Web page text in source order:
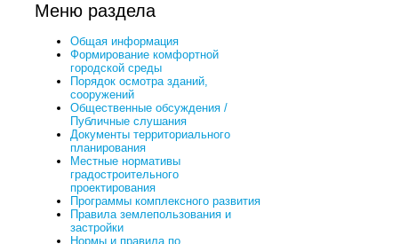
Меню раздела
Общая информация
Формирование комфортной
городской среды
Порядок осмотра зданий,
сооружений
Общественные обсуждения /
Публичные слушания
Документы территориального
планирования
Местные нормативы
градостроительного
проектирования
Программы комплексного развития
Правила землепользования и
застройки
Нормы и правила по